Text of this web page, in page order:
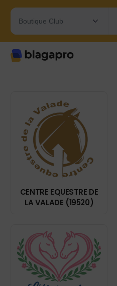
CENTRE EQUESTRE DE
LA VALADE (19520)